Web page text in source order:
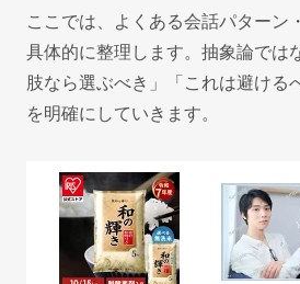
ここでは、よくある会話パターン
具体的に整理します。抽象論では
肢なら選ぶべき」「これは避ける
を明確にしていきます。